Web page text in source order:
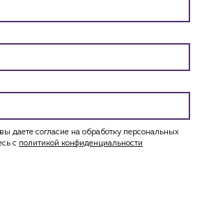
даете согласие на обработку персональных
c политикой конфиденциальности